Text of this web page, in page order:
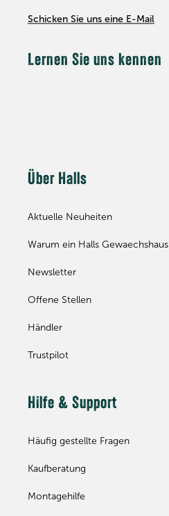
Schicken Sie uns eine E-Mail
Lernen Sie uns kennen
Über Halls
Aktuelle Neuheiten
Warum ein Halls Gewaechshaus
Newsletter
Offene Stellen
Händler
Trustpilot
Hilfe & Support
Häufig gestellte Fragen
Kaufberatung
Montagehilfe